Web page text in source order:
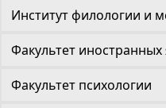
Институт филологии и
Факультет иностранных
Факультет психологии